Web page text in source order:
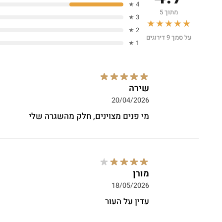
מתוך 5
★★★★★
על סמך 9 דירוגים
4 ★
3 ★
2 ★
1 ★
שירה
20/04/2026
מי פנים מצוינים, חלק מהשגרה שלי
מורן
18/05/2026
עדין על העור